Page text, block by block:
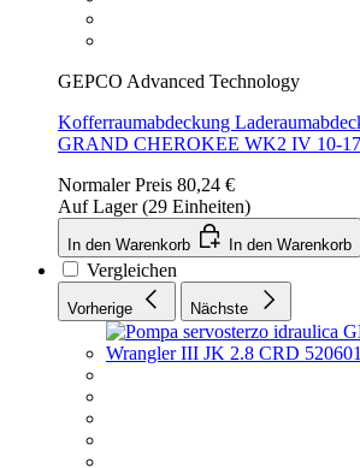
GEPCO Advanced Technology
Kofferraumabdeckung
GRAND CHEROKEE WK2 IV 10-17
Normaler Preis 80,24 €
Auf Lager (29 Einheiten)
In den Warenkorb In den Warenkorb
Vergleichen
Vorherige Nächste